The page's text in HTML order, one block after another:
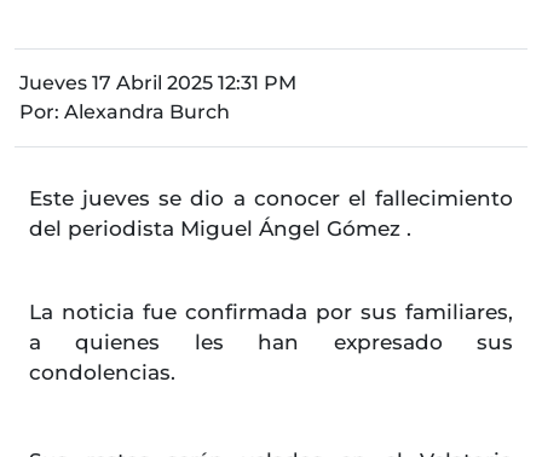
Jueves 17 Abril 2025 12:31 PM
Por: Alexandra Burch
Este jueves se dio a conocer el fallecimiento
del periodista Miguel Ángel Gómez .
La noticia fue confirmada por sus familiares,
a quienes les han expresado sus
condolencias.